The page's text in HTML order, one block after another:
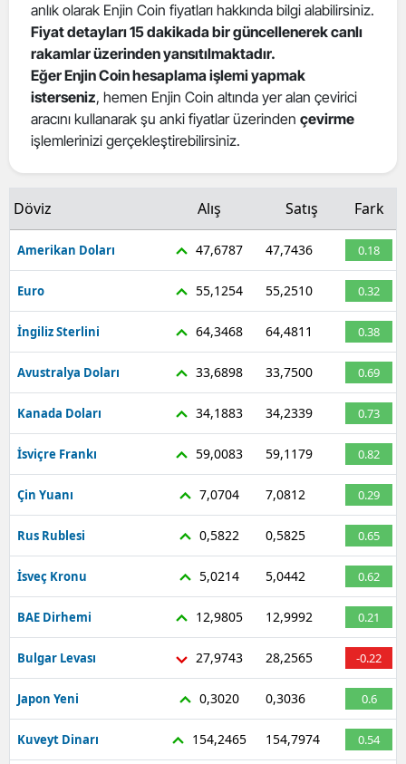
anlık olarak Enjin Coin fiyatları hakkında bilgi alabilirsiniz.
Fiyat detayları 15 dakikada bir güncellenerek canlı
rakamlar üzerinden yansıtılmaktadır.
Eğer Enjin Coin hesaplama işlemi yapmak
isterseniz, hemen Enjin Coin altında yer alan çevirici
aracını kullanarak şu anki fiyatlar üzerinden çevirme
işlemlerinizi gerçekleştirebilirsiniz.
Döviz Alış Satış Fark
Amerikan Doları 47,6787 47,7436 0.18
Euro 55,1254 55,2510 0.32
İngiliz Sterlini 64,3468 64,4811 0.38
Avustralya Doları 33,6898 33,7500 0.69
Kanada Doları 34,1883 34,2339 0.73
İsviçre Frankı 59,0083 59,1179 0.82
Çin Yuanı 7,0704 7,0812 0.29
Rus Rublesi 0,5822 0,5825 0.65
İsveç Kronu 5,0214 5,0442 0.62
BAE Dirhemi 12,9805 12,9992 0.21
Bulgar Levası 27,9743 28,2565 -0.22
Japon Yeni 0,3020 0,3036 0.6
Kuveyt Dinarı 154,2465 154,7974 0.54